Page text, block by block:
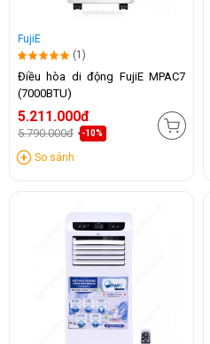
FujiE
(1)
Điều hòa di động FujiE MPAC7
(7000BTU)
5.211.000đ
5.790.000đ -10%
So sánh